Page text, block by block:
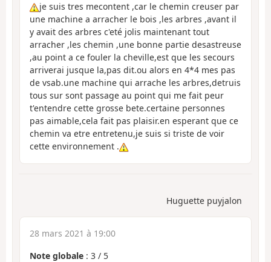
je suis tres mecontent ,car le chemin creuser par
une machine a arracher le bois ,les arbres ,avant il
y avait des arbres c'eté jolis maintenant tout
arracher ,les chemin ,une bonne partie desastreuse
,au point a ce fouler la cheville,est que les secours
arriverai jusque la,pas dit.ou alors en 4*4 mes pas
de vsab.une machine qui arrache les arbres,detruis
tous sur sont passage au point qui me fait peur
t'entendre cette grosse bete.certaine personnes
pas aimable,cela fait pas plaisir.en esperant que ce
chemin va etre entretenu,je suis si triste de voir
cette environnement .
Huguette puyjalon
28 mars 2021 à 19:00
Note globale : 3 / 5